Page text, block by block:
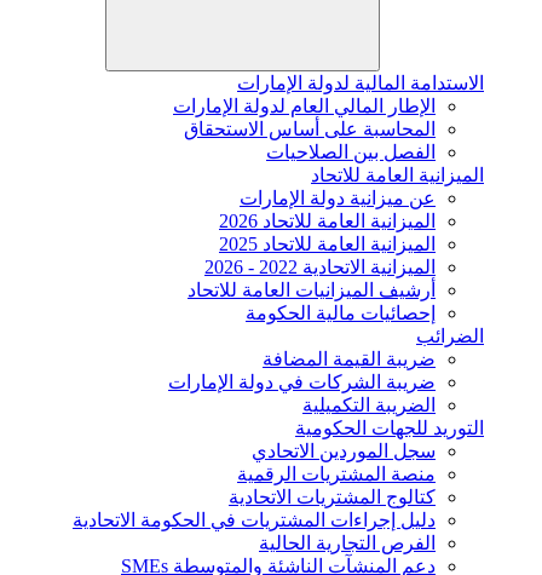
الاستدامة المالية لدولة الإمارات
الإطار المالي العام لدولة الإمارات
المحاسبة على أساس الاستحقاق
الفصل بين الصلاحيات
الميزانية العامة للاتحاد
عن ميزانية دولة الإمارات
الميزانية العامة للاتحاد 2026
الميزانية العامة للاتحاد 2025
الميزانية الاتحادية 2022 - 2026
أرشيف الميزانيات العامة للاتحاد
إحصائيات مالية الحكومة
الضرائب
ضريبة القيمة المضافة
ضريبة الشركات في دولة الإمارات
الضريبة التكميلية
التوريد للجهات الحكومية
سجل الموردين الاتحادي
منصة المشتريات الرقمية
كتالوج المشتريات الاتحادية
دليل إجراءات المشتريات في الحكومة الاتحادية
الفرص التجارية الحالية
دعم المنشآت الناشئة والمتوسطة SMEs